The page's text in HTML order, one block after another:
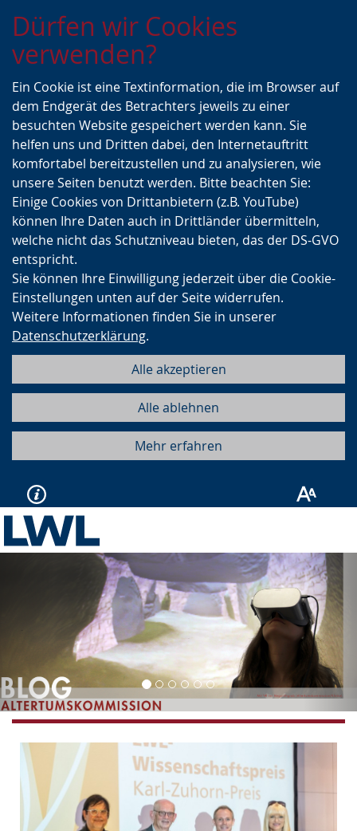
Zur
Hauptnavigation
Zur
Seitennavigation
Zum
Inhalt
Dürfen wir Cookies
verwenden?
Ein Cookie ist eine Textinformation, die im Browser auf
dem Endgerät des Betrachters jeweils zu einer
besuchten Website gespeichert werden kann. Sie
helfen uns und Dritten dabei, den Internetauftritt
komfortabel bereitzustellen und zu analysieren, wie
unsere Seiten benutzt werden. Bitte beachten Sie:
Einige Cookies von Drittanbietern (z.B. YouTube)
können Ihre Daten auch in Drittländer übermitteln,
welche nicht das Schutzniveau bieten, das der DS-GVO
entspricht.
Sie können Ihre Einwilligung jederzeit über die Cookie-
Einstellungen unten auf der Seite widerrufen.
Weitere Informationen finden Sie in unserer
Datenschutzerklärung.
Alle akzeptieren
Alle ablehnen
Mehr erfahren
Vorherige